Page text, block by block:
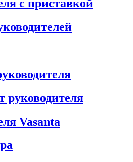
с приставкой
руководителя
Vasanta